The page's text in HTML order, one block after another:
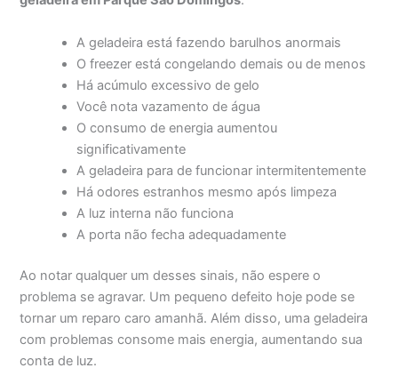
A geladeira está fazendo barulhos anormais
O freezer está congelando demais ou de menos
Há acúmulo excessivo de gelo
Você nota vazamento de água
O consumo de energia aumentou
significativamente
A geladeira para de funcionar intermitentemente
Há odores estranhos mesmo após limpeza
A luz interna não funciona
A porta não fecha adequadamente
Ao notar qualquer um desses sinais, não espere o
problema se agravar. Um pequeno defeito hoje pode se
tornar um reparo caro amanhã. Além disso, uma geladeira
com problemas consome mais energia, aumentando sua
conta de luz.